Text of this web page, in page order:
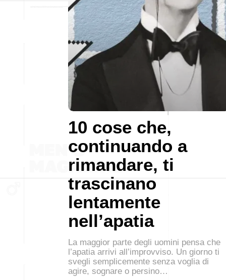
10 cose che,
continuando a
rimandare, ti
trascinano
lentamente
nell’apatia
La maggior parte degli uomini pensa che
l’apatia arrivi all’improvviso. Un giorno ti
svegli semplicemente senza voglia di
agire, sognare o persino…